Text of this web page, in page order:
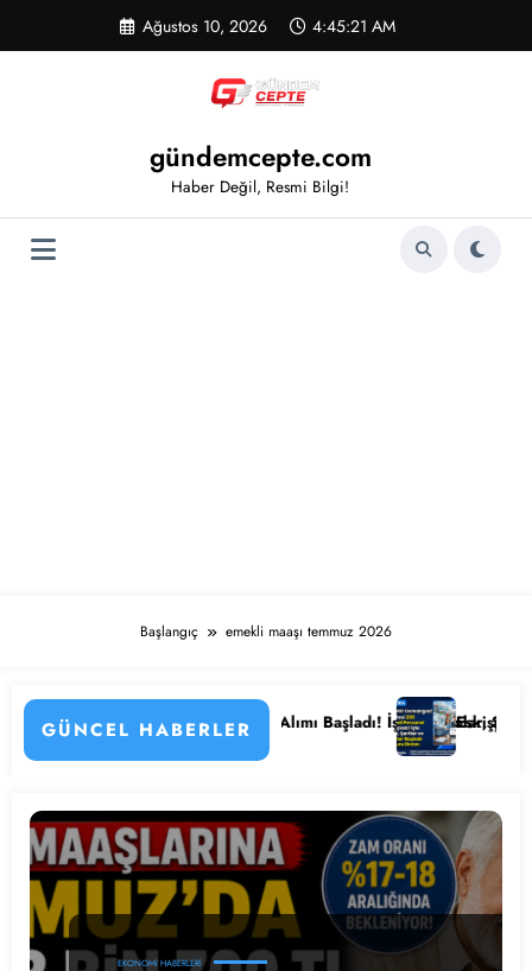
Ağustos 10, 2026 4:45:22 AM
gündemcepte.com
Haber Değil, Resmi Bilgi!
Başlangıç emekli maaşı temmuz 2026
GÜNCEL HABERLER
Detayları
Kamu Hastanesi Personel Alımı Başladı! İşte Kadrolar, Şehirler ve
Eskişehir
EKONOMI HABERLERI